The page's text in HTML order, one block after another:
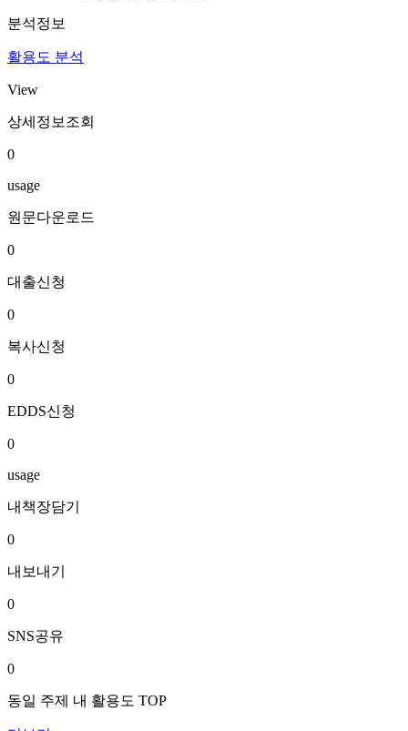
분석정보
활용도 분석
View
상세정보조회
0
usage
원문다운로드
0
대출신청
0
복사신청
0
EDDS신청
0
usage
내책장담기
0
내보내기
0
SNS공유
0
동일 주제 내 활용도 TOP